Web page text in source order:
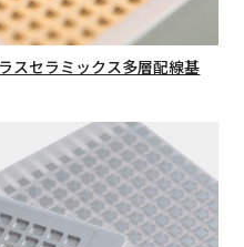
スセラミックス多層配線基